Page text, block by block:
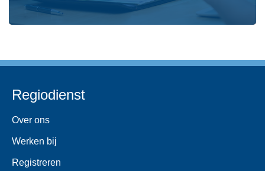
Regiodienst
Over ons
Werken bij
Registreren